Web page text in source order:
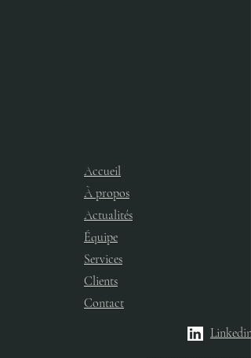
Accueil
À propos
Actualités
Équipe
Services​
Clients
Contact
Linkedin